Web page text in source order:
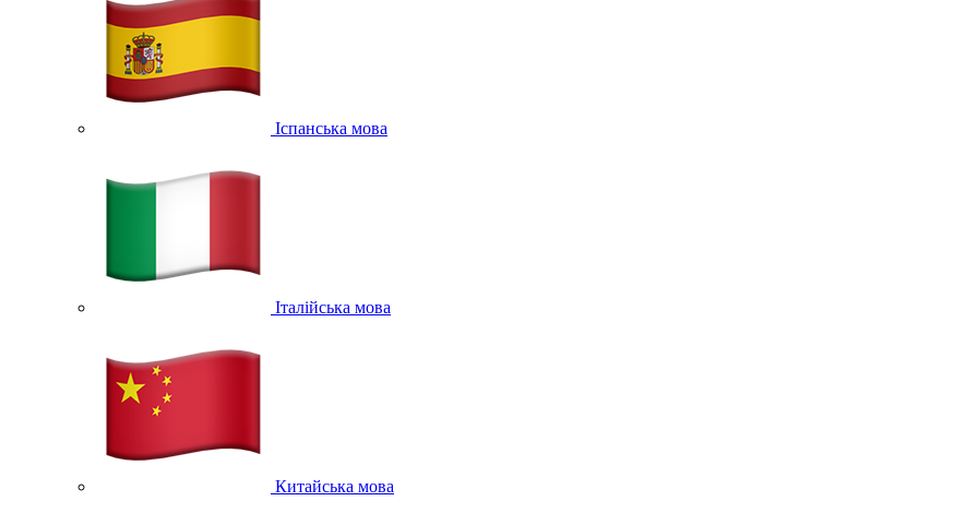
Іспанська мова
Італійська мова
Китайська мова